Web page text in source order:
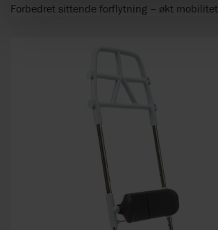
Forbedret sittende forflytning – økt mobilitet